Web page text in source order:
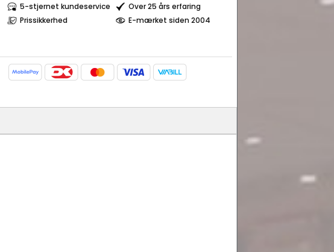
5-stjernet kundeservice
Over 25 års erfaring
Prissikkerhed
E-mærket siden 2004